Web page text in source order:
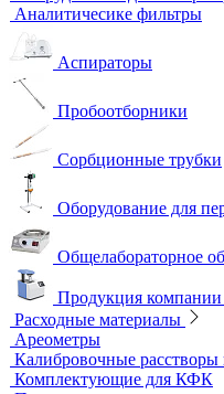
Монохроматоры
Наборы для экспресс тестов
Индикаторные трубки
Полевые и мини-
Сорбционные трубки
Тест-комплекты
Нагревательные устройства
Колбонагреватели
Нагревательные плиты
Песчаные бани
Оборудование для
ветеринарии
Оборудование для отбора
Аналитичесике фильтры
Аспираторы
Пробоотборники